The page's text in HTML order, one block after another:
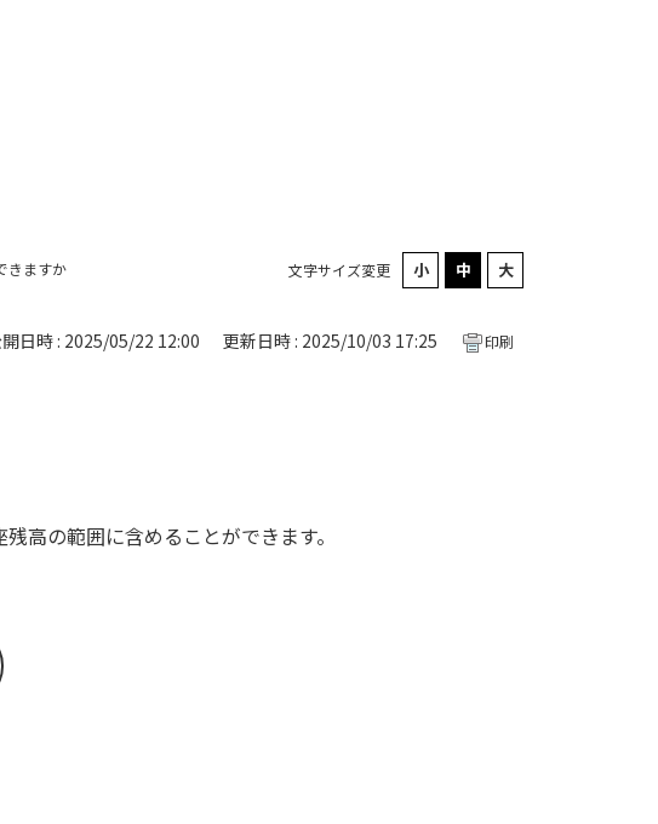
文字サイズ変更
きますか
日時 : 2025/05/22 12:00 更新日時 : 2025/10/03 17:25 印刷
高の範囲に含めることができます。